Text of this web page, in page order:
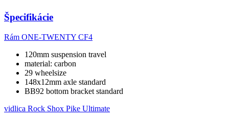
Špecifikácie
Rám ONE-TWENTY CF4
120mm suspension travel
material: carbon
29 wheelsize
148x12mm axle standard
BB92 bottom bracket standard
vidlica Rock Shox Pike Ultimate